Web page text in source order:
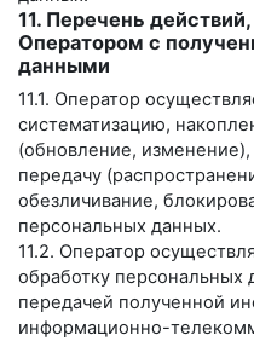
11. Перечень
Оператором с
данными
11.1. Оператор
систематизацию,
(обновление,
передачу
обезличивание,
персональных данных.
11.2. Оператор
обработку
передачей полученной
информационно-